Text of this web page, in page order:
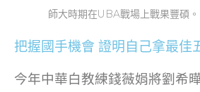
師大時期在UBA戰場上戰果豐碩。
把握國手機會 證明自己拿最佳
今年中華白教練錢薇娟將劉希